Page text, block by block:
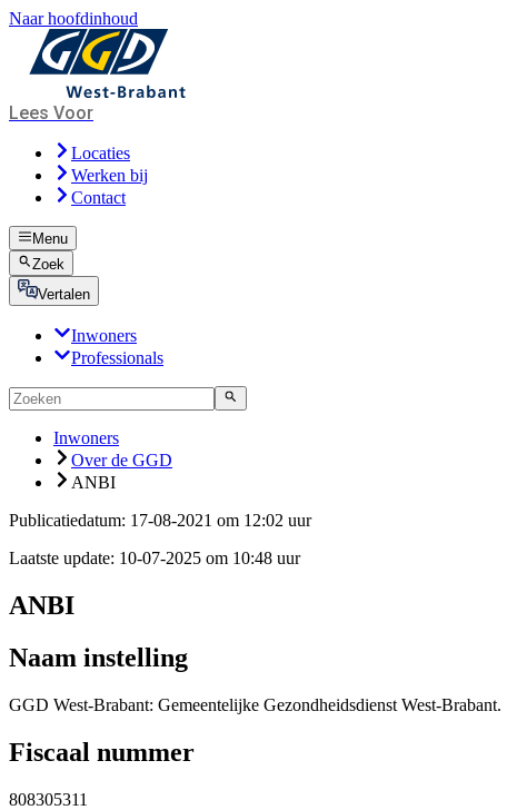
Naar hoofdinhoud
Lees Voor
Locaties
Werken bij
Contact
Menu
Zoek
Vertalen
Inwoners
Professionals
Inwoners
Over de GGD
ANBI
Publicatiedatum: 17-08-2021 om 12:02 uur
Laatste update: 10-07-2025 om 10:48 uur
ANBI
Naam instelling
GGD West-Brabant: Gemeentelijke Gezondheidsdienst West-Brabant.
Fiscaal nummer
808305311